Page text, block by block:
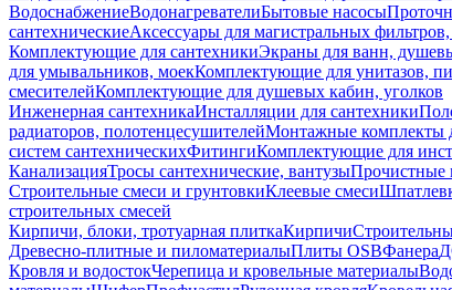
ВодоснабжениеВодонагревателиБытовые насосы
сантехническиеАксессуары для магистральных
Комплектующие для сантехникиЭкраны для ванн,
для умывальников, моекКомплектующие для унитазов,
смесителейКомплектующие для душевых кабин, уголков
Инженерная сантехникаИнсталляции для сантехники
радиаторов, полотенцесушителейМонтажные комплекты
систем сантехническихФитингиКомплектующие для
КанализацияТросы сантехнические, вантузы
Строительные смеси и грунтовкиКлеевые смеси
строительных смесей
Кирпичи, блоки, тротуарная плиткаКирпичи
Древесно-плитные и пиломатериалыПлиты OSBФанера
Кровля и водостокЧерепица и кровельные материалы